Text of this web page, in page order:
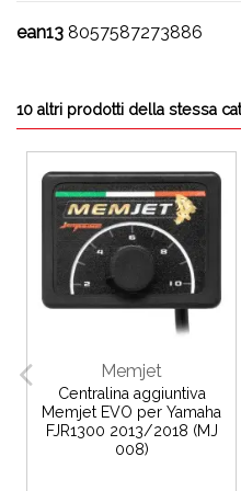
ean13 8057587273886
10 altri prodotti della stessa
Memjet
Centralina aggiuntiva
Memjet EVO per Yamaha
FJR1300 2013/2018 (MJ
008)